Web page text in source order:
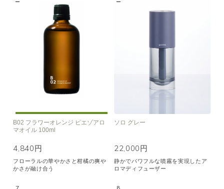
B02 フラワーオレンジ ピエゾアロ
マオイル 100ml
4,840円
フローラルの華やかさと柑橘の爽や
かさが融け合う
ソロ グレー
22,000円
静かでパワフルな噴霧を実現したア
ロマディフューザー